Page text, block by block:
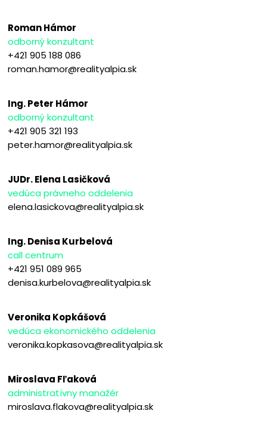
Roman Hámor
odborný konzultant
+421 905 188 086
roman.hamor@realityalpia.sk
Ing. Peter Hámor
odborný konzultant
+421 905 321 193
peter.hamor@realityalpia.sk
JUDr. Elena Lasičková
vedúca právneho oddelenia
elena.lasickova@realityalpia.sk
Ing. Denisa Kurbelová
call centrum
+421 951 089 965
denisa.kurbelova@realityalpia.sk
Veronika Kopkášová
vedúca ekonomického oddelenia
veronika.kopkasova@realityalpia.sk
Miroslava Fľaková
administratívny manažér
miroslava.flakova@realityalpia.sk